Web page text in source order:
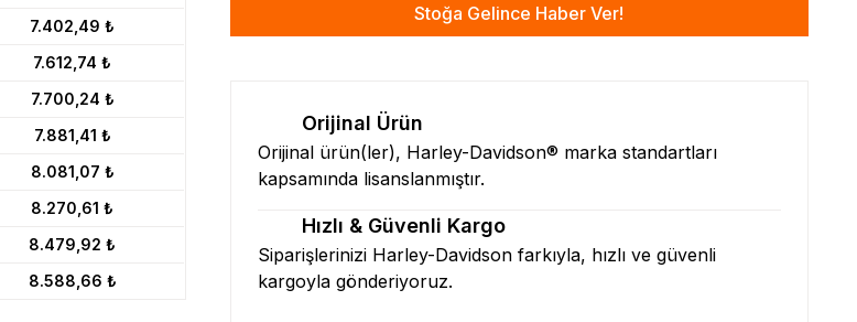
7.402,49 ₺
7.612,74 ₺
7.700,24 ₺
7.881,41 ₺
8.081,07 ₺
8.270,61 ₺
8.479,92 ₺
8.588,66 ₺
Stoğa Gelince Haber Ver!
Orijinal Ürün
Orijinal ürün(ler), Harley-Davidson® marka standartları
kapsamında lisanslanmıştır.
Hızlı & Güvenli Kargo
Siparişlerinizi Harley-Davidson farkıyla, hızlı ve güvenli
kargoyla gönderiyoruz.